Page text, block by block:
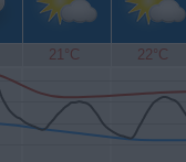
21°C 22°C